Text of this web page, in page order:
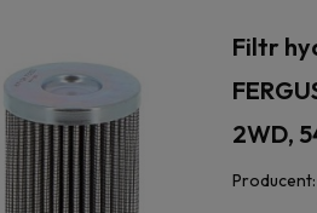
Filtr
2WD,
Producent: